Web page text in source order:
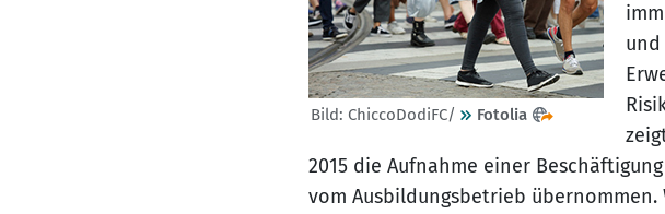
Bild: ChiccoDodiFC/ Fotolia
2015 die Aufnahme einer
vom Ausbildungsbetrieb